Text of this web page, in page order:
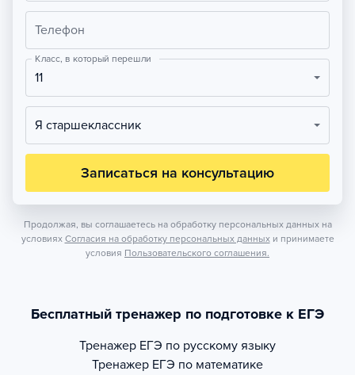
Телефон
Класс, в который перешли
11
Я старшеклассник
Записаться на консультацию
Продолжая, вы соглашаетесь на обработку персональных данных на
условиях Согласия на обработку персональных данных и принимаете
условия Пользовательского соглашения.
Бесплатный тренажер по подготовке к ЕГЭ
Тренажер ЕГЭ по русскому языку
Тренажер ЕГЭ по математике